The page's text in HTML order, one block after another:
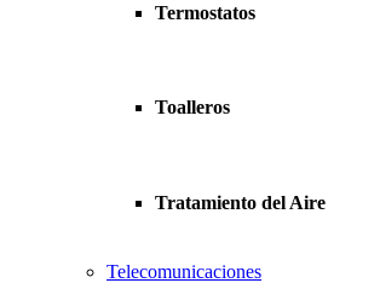
Termostatos
Toalleros
Tratamiento del Aire
Telecomunicaciones